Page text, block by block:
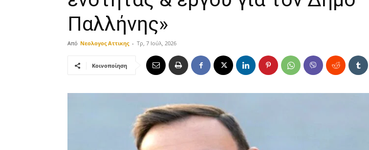
Παλλήνης»
Από Νεολογος Αττικης - Τρ, 7 Ιούλ, 2026
Κοινοποίηση